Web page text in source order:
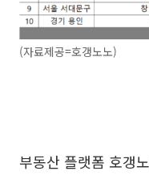
(자료제공=호갱노노)
부동산 플랫폼 호갱